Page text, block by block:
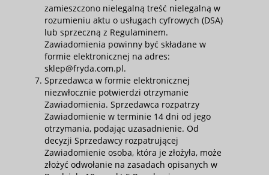
zamieszczono nielegalną treść nielegalną w
rozumieniu aktu o usługach cyfrowych (DSA)
lub sprzeczną z Regulaminem.
Zawiadomienia powinny być składane w
formie elektronicznej na adres:
sklep@fryda.com.pl.
Sprzedawca w formie elektronicznej
niezwłocznie potwierdzi otrzymanie
Zawiadomienia. Sprzedawca rozpatrzy
Zawiadomienie w terminie 14 dni od jego
otrzymania, podając uzasadnienie. Od
decyzji Sprzedawcy rozpatrującej
Zawiadomienie osoba, która je złożyła, może
złożyć odwołanie na zasadach opisanych w